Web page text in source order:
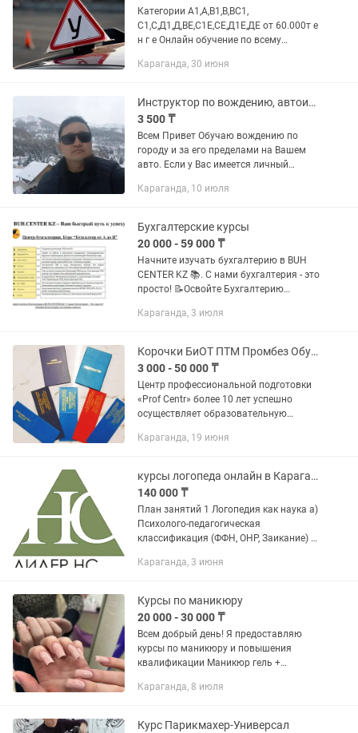
Категории А1,А,В1,В,ВС1,
С1,С,Д1,Д,ВЕ,С1Е,СЕ,Д1Е,ДЕ от 60.000т е
н г е Онлайн обучение по всему
50.000 т е н г е 📢Перевозка опасных
Караганда, 30 июня
Инструктор по вождению, автоинструктор.
3 500 ₸
Всем Привет Обучаю вождению по
городу и за его пределами на Вашем
авто. Если у Вас имеется личный
удостоверение, но присутствует
Караганда, 10 июля
Бухгалтерские курсы
20 000 - 59 000 ₸
Начните изучать бухгалтерию в BUH
CENTER KZ 📚. С нами бухгалтерия - это
просто! 📝Освойте Бухгалтерию
от А до Я 📋План курса - на фото Во
Караганда, 3 июля
Корочки БиОТ ПТМ Промбез Обучение
3 000 - 50 000 ₸
Центр профессиональной подготовки
«Prof Centr» более 10 лет успешно
осуществляет образовательную
профессионального обучения и
профессий. За годы...
Караганда, 19 июня
курсы логопеда онлайн в Караганде
140 000 ₸
План занятий 1 Логопедия как наука а)
Психолого-педагогическая
классификация (ФФН, ОНР, Заикание) б)
(Дислалия, логоневроз, афазия,
а)...
Караганда, 3 июня
Курсы по маникюру
20 000 - 30 000 ₸
Всем добрый день! Я предоставляю
курсы по маникюру и повышения
квалификации Маникюр гель +
людям достанется) Маникюр гель -
квалификации-...
Караганда, 8 июля
Курс Парикмахер-Универсал